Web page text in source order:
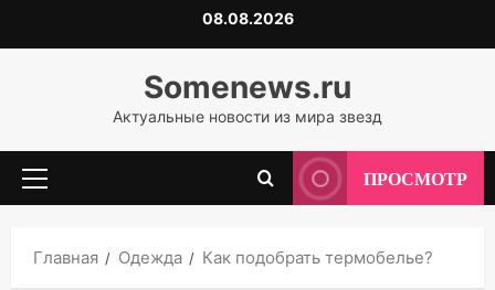
к
08.08.2026
Somenews.ru
Актуальные новости из мира звезд
Основное
ПРОСМОТР
Главная Одежда Как подобрать термобелье?